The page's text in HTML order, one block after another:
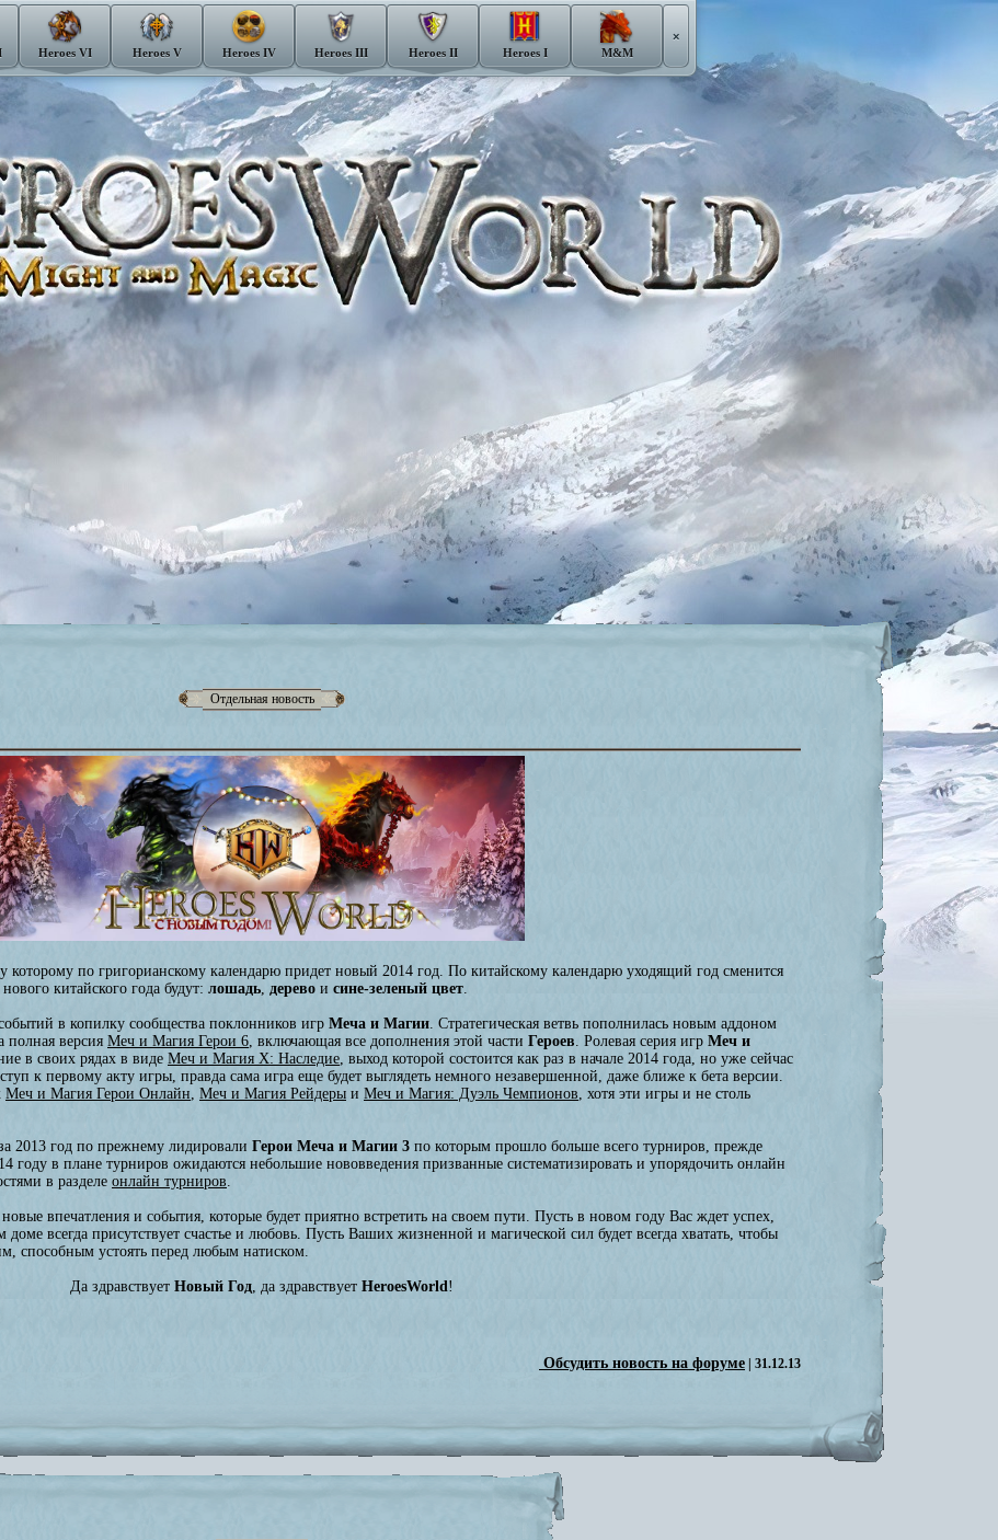
Heroes VI Heroes V Heroes IV Heroes III Heroes II Heroes I M&M
×
Отдельная новость
по григорианскому календарю придет новый 2014 год. По китайскому календарю уходящий год сменится
китайского года будут: лошадь дерево и сине-зеленый цвет
в копилку сообщества поклонников игр Меча и Магии . Стратегическая ветвь пополнилась новым аддоном
полная версия Меч и Магия Герои 6 , включающая все дополнения этой части Героев . Ролевая серия игр Меч и
в своих рядах в виде Меч и Магия X: Наследие , выход которой состоится как раз в начале 2014 года, но уже сейчас
к первому акту игры, правда сама игра еще будет выглядеть немного незавершенной, даже ближе к бета версии.
Меч и Магия Герои Онлайн Меч и Магия Рейдеры и Меч и Магия: Дуэль Чемпионов , хотя эти игры и не столь
2013 год по прежнему лидировали Герои Меча и Магии 3 по которым прошло больше всего турниров, прежде
году в плане турниров ожидаются небольшие нововведения призванные систематизировать и упорядочить онлайн
в разделе онлайн турниров
впечатления и события, которые будет приятно встретить на своем пути. Пусть в новом году Вас ждет успех,
всегда присутствует счастье и любовь. Пусть Ваших жизненной и магической сил будет всегда хватать, чтобы
способным устоять перед любым натиском.
Да здравствует Новый Год , да здравствует HeroesWorld !
Обсудить новость на форуме | 31.12.13